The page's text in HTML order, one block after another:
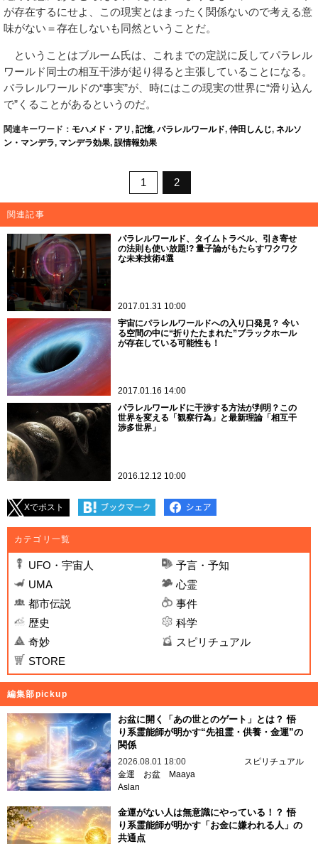
が存在するにせよ、この現実とはまったく関係ないので考える意
味がない＝存在しないも同然ということだ。
ということはブルーム氏は、これまでの定説に反してパラレル
ワールド同士の相互干渉が起り得ると主張していることになる。
パラレルワールドの“事実”が、時にはこの現実の世界に“滑り込ん
で”くることがあるというのだ。
関連キーワード： モハメド・アリ, 記憶, パラレルワールド, 仲田しんじ, ネルソ
ン・マンデラ, マンデラ効果, 誤情報効果
1 2
関連記事
パラレルワールド、タイムトラベル、引き寄せ
の法則も使い放題!? 量子論がもたらすワクワク
な未来技術4選
2017.01.31 10:00
宇宙にパラレルワールドへの入り口発見？ 今い
る空間の中に“折りたたまれた”ブラックホール
が存在している可能性も！
2017.01.16 14:00
パラレルワールドに干渉する方法が判明？この
世界を変える「観察行為」と最新理論「相互干
渉多世界」
2016.12.12 10:00
Xでポスト
カテゴリ一覧
UFO・宇宙人
予言・予知
UMA
心霊
都市伝説
事件
歴史
科学
奇妙
スピリチュアル
STORE
編集部pickup
お盆に開く「あの世とのゲート」とは？ 悟
り系霊能師が明かす“先祖霊・供養・金運”の
関係
2026.08.01 18:00
スピリチュアル
金運
お盆
Maaya
Aslan
金運がない人は無意識にやっている！？ 悟
り系霊能師が明かす「お金に嫌われる人」の
共通点